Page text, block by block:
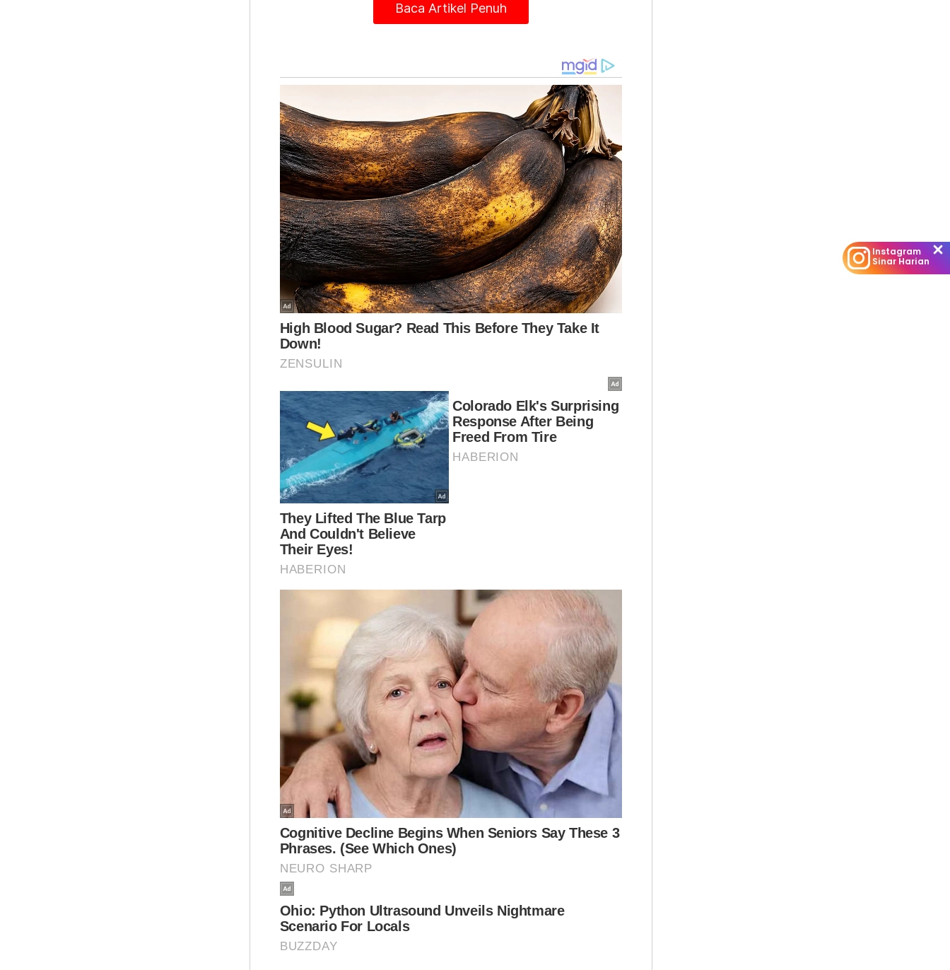
sepak, kami perlu terima,” katanya.
Kekalahan itu juga menamatkan rekod 30
perlawanan tanpa kalah PSG musim ini serta
rentetan 41 aksi menentang kelab Perancis tanpa
tewas sejak 12 Mei tahun lalu ketika mereka
tumpas 1-3 kepada Toulouse di gelanggang sama.
Ia juga bermakna rekod tanpa kalah paling panjang
dari permulaan musim masih kekal milik Nantes
yang tidak tewas dalam 32 perlawanan ketika
menjulang trofi pada musim 1994/95.
Luis Enrique bagaimanapun enggan terlalu kecewa
dan mahu pemainnya kembali fokus menjelang aksi
pertama separuh akhir menentang Arsenal di
London, Rabu depan.
Artikel Berkaitan:
Merealisasikan Impian: Rakan Grab, keluarga bakal
tunai umrah percuma
Jemaah terkandas: Hasrat bawa ibu hidap kanser tunai
umrah tak kesampaian
Rekod tanpa kalah Kuala Lumpur City lebur di Jalan
Besar
“Mengejar rekod tambahan adalah antara sasaran
kami dalam beberapa minggu terakhir ini, tetapi ia
tidak menggugat matlamat utama kami — mara ke
final Liga Juara-Juara,” ujarnya.
Muat turun aplikasi Sinar Harian.
Baca Artikel Penuh
Instagram
Sinar Harian